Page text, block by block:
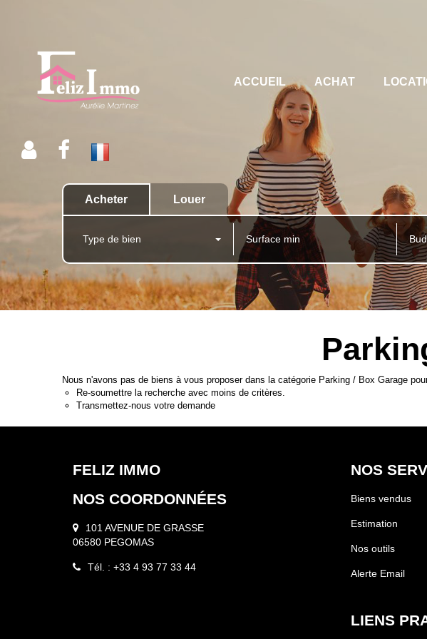
ACCUEIL ACHAT
Acheter Louer
Type de bien
Nous n'avons pas de biens à vous proposer dans la catégorie Parking / Box Garage
Re-soumettre la recherche avec moins de critères.
Transmettez-nous votre demande
FELIZ IMMO
NOS COORDONNÉES
101 AVENUE DE GRASSE
06580 PEGOMAS
Tél. : +33 4 93 77 33 44
NOS
Biens vendus
Estimation
Nos outils
Alerte Email
LIENS